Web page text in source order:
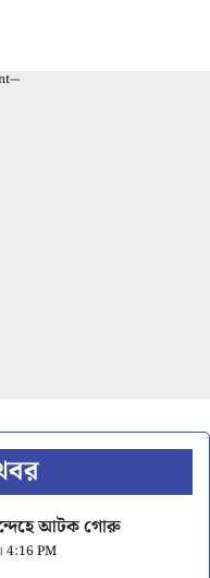
আটক গোরু
4:16 PM